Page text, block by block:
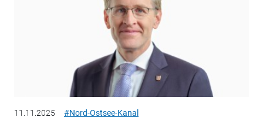
11.11.2025 #Nord-Ostsee-Kanal